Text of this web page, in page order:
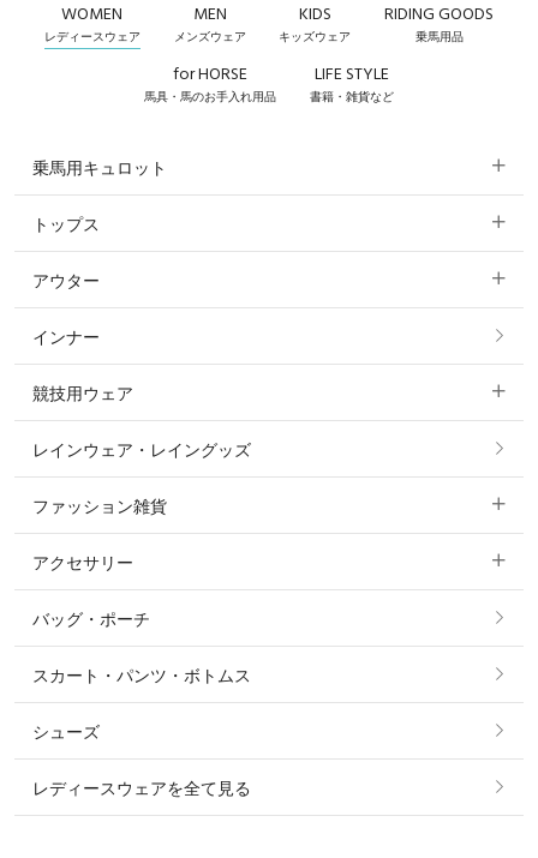
WOMEN
レディースウェア
MEN
メンズウェア
KIDS
キッズウェア
RIDING GOODS
乗馬用品
for HORSE
馬具・馬のお手入れ用品
LIFE STYLE
書籍・雑貨など
乗馬用キュロット
すべてのキュロット
フルグリップ・尻革 キュロット
ニーグリップ・膝革 キュロット
トップス
すべてのトップス
ポロシャツ
カットソー・Tシャツ・タンクトップ
パーカー・トレーナー・スウェット
ニット・セーター
シャツ・ブラウス・ワンピース
アウター
すべてのアウター
コート
ジャケット・ブルゾン
その他 アウター
インナー
競技用ウェア
すべての競技用ウェア
ショージャケット
ショーシャツ
レインウェア・レイングッズ
ファッション雑貨
すべてのファッション雑貨
ソックス
ベルト
マフラー・スカーフ・ストール・スヌード
アクセサリー
すべてのアクセサリー
リング
ピアス・イヤリング
バッグ・ポーチ
スカート・パンツ・ボトムス
シューズ
レディースウェアを全て見る